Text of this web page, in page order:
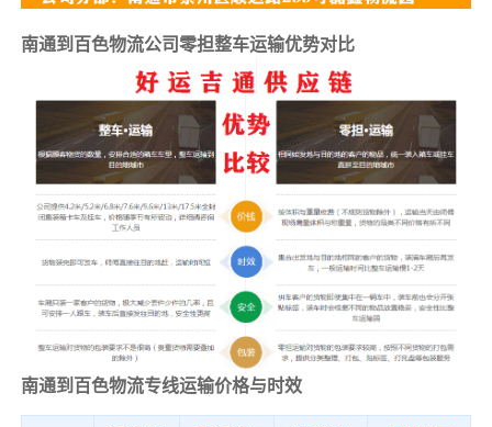
南通到百色物流公司零担整车运输优势对比
南通到百色物流专线运输价格与时效